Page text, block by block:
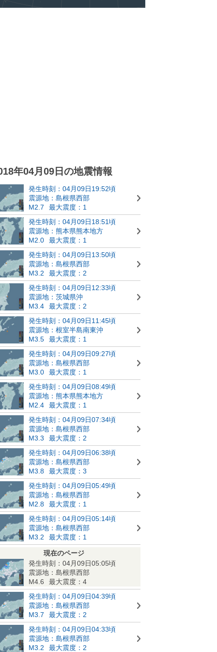
年04月09日の地震情報
発生時刻：04月09日19:52頃
震源地：島根県西部
M2.7
最大震度：1
発生時刻：04月09日18:51頃
震源地：熊本県熊本地方
M2.0
最大震度：1
発生時刻：04月09日13:50頃
震源地：島根県西部
M3.2
最大震度：2
発生時刻：04月09日12:33頃
震源地：茨城県沖
M3.4
最大震度：2
発生時刻：04月09日11:45頃
震源地：根室半島南東沖
M3.5
最大震度：1
発生時刻：04月09日09:27頃
震源地：島根県西部
M3.0
最大震度：1
発生時刻：04月09日08:49頃
震源地：熊本県熊本地方
M2.4
最大震度：1
発生時刻：04月09日07:34頃
震源地：島根県西部
M3.3
最大震度：2
発生時刻：04月09日06:38頃
震源地：島根県西部
M3.8
最大震度：3
発生時刻：04月09日05:49頃
震源地：島根県西部
M2.8
最大震度：1
発生時刻：04月09日05:14頃
震源地：島根県西部
M3.2
最大震度：1
現在のページ
発生時刻：04月09日05:05頃
震源地：島根県西部
M4.6
最大震度：4
発生時刻：04月09日04:39頃
震源地：島根県西部
M3.7
最大震度：2
発生時刻：04月09日04:33頃
震源地：島根県西部
M3.2
最大震度：2